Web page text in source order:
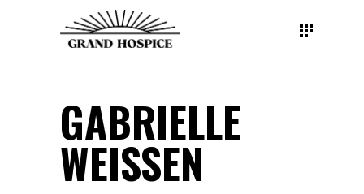
GABRIELLE
WEISSEN